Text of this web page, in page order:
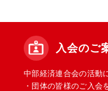
入会のご
中部経済連合会の活動
・団体の皆様のご入会